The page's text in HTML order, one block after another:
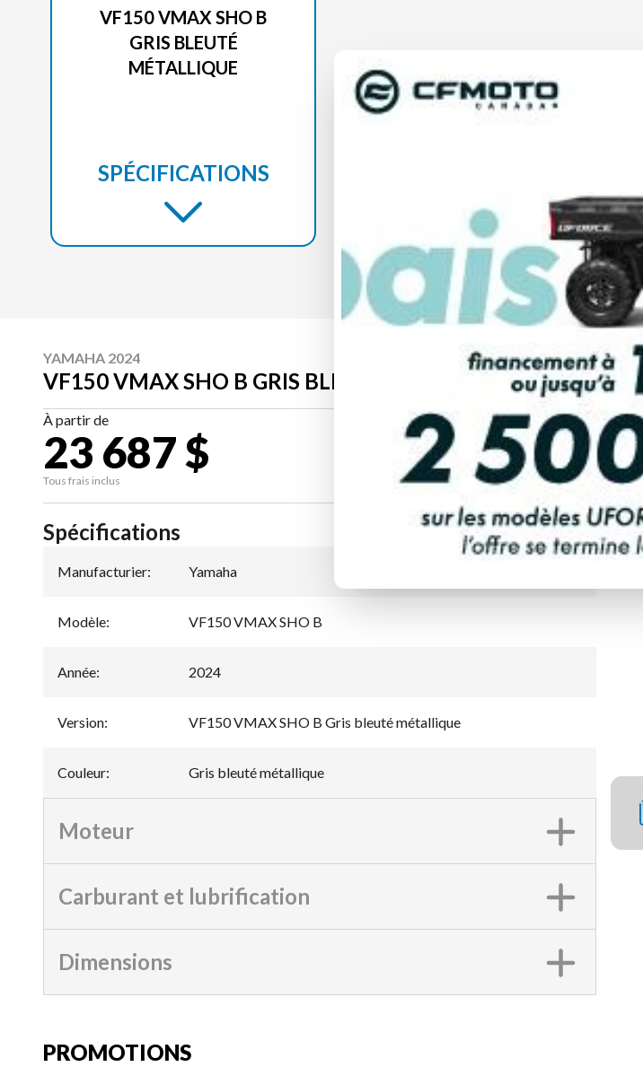
VF150 VMAX SHO B
GRIS BLEUTÉ
MÉTALLIQUE
SPÉCIFICATIONS
YAMAHA 2024
VF150 VMAX SHO B GRIS BLEUTÉ MÉTALLIQUE
À partir de
23 687 $
Tous frais inclus
CALCULATRICE DE PAIEMENT
Spécifications
Manufacturier: Yamaha
Modèle: VF150 VMAX SHO B
Année: 2024
Version: VF150 VMAX SHO B Gris bleuté métallique
Couleur: Gris bleuté métallique
Moteur
Carburant et lubrification
Dimensions
PROMOTIONS